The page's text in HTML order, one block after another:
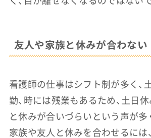
友人や家族と休みが合わない
看護師の仕事はシフト制が多く、
勤、時には残業もあるため、土日
と休みが合いづらいという声が多
家族や友人と休みを合わせるには